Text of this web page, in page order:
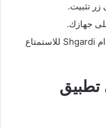
زر تثبيت.
على جهازك.
Shgardi للاستمتاع
تطبيق